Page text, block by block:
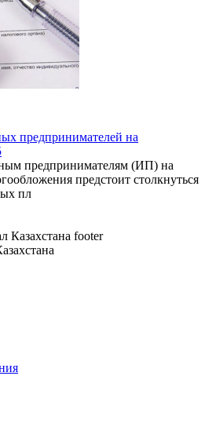
предпринимателей на
предпринимателям (ИП) на
предстоит столкнуться
пл